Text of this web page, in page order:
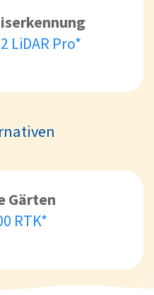
LiDAR Pro*
Gärten
RTK*